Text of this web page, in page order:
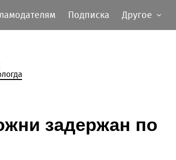
Подписка Другое
задержан по